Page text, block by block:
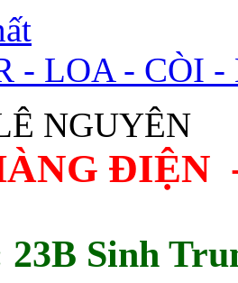
- LOA - CÒI -
NGUYÊN
ĐIỆN
Sinh